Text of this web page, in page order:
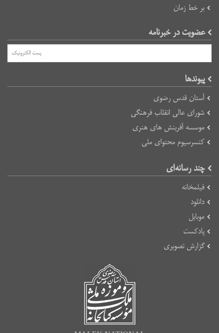
بر خط زمان
عضویت در خبرنامه
پیوند‌ها
آستان قدس رضوی
شورای عالی انقلاب فرهنگی
موسسه آفرینش های هنری
کنسرسیوم محتوای ملی
چند رسانه‌ای
فیلمخانه
دانلود
موبایل
پادکست
گزارش تصویری